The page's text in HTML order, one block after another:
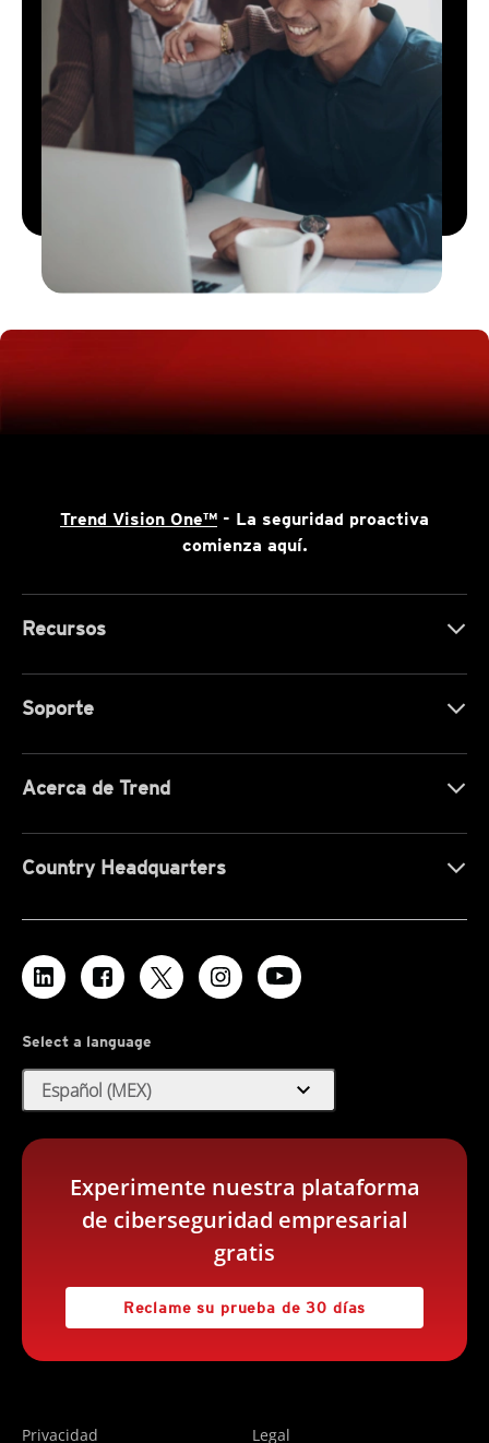
Trend Vision One™ - La seguridad proactiva
comienza aquí.
Recursos
Soporte
Acerca de Trend
Country Headquarters
Select a language
Español (MEX) expand_more
Experimente nuestra plataforma
de ciberseguridad empresarial
gratis
Reclame su prueba de 30 días
Privacidad Legal